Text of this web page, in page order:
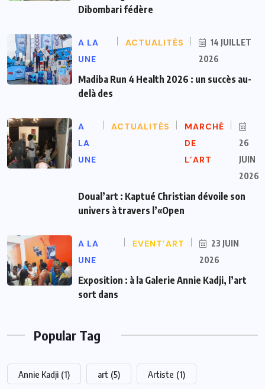
Dibombari fédère
A LA
UNE
ACTUALITÉS
14 JUILLET
2026
Madiba Run 4 Health 2026 : un succès au-
delà des
A
LA
UNE
ACTUALITÉS
MARCHÉ
DE
L’ART
26
JUIN
2026
Doual’art : Kaptué Christian dévoile son
univers à travers l’«Open
A LA
UNE
EVENT’ART
23 JUIN
2026
Exposition : à la Galerie Annie Kadji, l’art
sort dans
Popular Tag
Annie Kadji (1) art (5) Artiste (1)